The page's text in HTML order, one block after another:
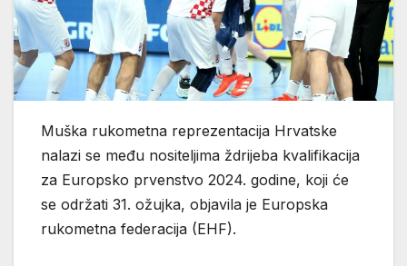
Muška rukometna reprezentacija Hrvatske
nalazi se među nositeljima ždrijeba kvalifikacija
za Europsko prvenstvo 2024. godine, koji će
se održati 31. ožujka, objavila je Europska
rukometna federacija (EHF).